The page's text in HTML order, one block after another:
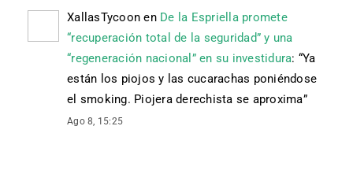
XallasTycoon en De la Espriella promete
“recuperación total de la seguridad” y una
“regeneración nacional” en su investidura: “Ya
están los piojos y las cucarachas poniéndose
el smoking. Piojera derechista se aproxima”
Ago 8, 15:25